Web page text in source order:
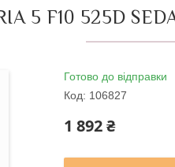
F10 525D
Готово до відправки
Код: 106827
1 892 ₴